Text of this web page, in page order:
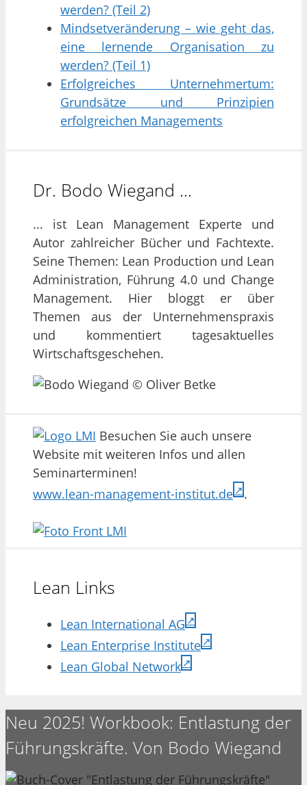
werden? (Teil 2)
Mindsetveränderung – wie geht das,
eine lernende Organisation zu
werden? (Teil 1)
Erfolgreiches Unternehmertum:
Grundsätze und Prinzipien
erfolgreichen Managements
Dr. Bodo Wiegand …
... ist Lean Management Experte und
Autor zahlreicher Bücher und Fachtexte.
Seine Themen: Lean Production und Lean
Administration, Führung 4.0 und Change
Management. Hier bloggt er über
Themen aus der Unternehmenspraxis
und kommentiert tagesaktuelles
Wirtschaftsgeschehen.
Besuchen Sie auch unsere
Website mit weiteren Infos und allen
Seminarterminen!
www.lean-management-institut.de
.
Lean Links
Lean International AG
Lean Enterprise Institute
Lean Global Network
Neu 2025! Workbook: Entlastung der
Führungskräfte. Von Bodo Wiegand